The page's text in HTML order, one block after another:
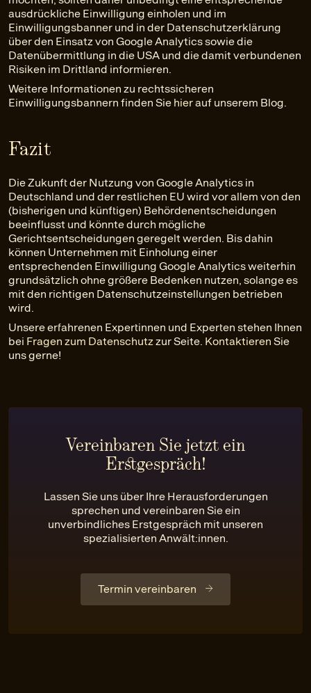
ausdrückliche Einwilligung einholen und im
Einwilligungsbanner und in der Datenschutzerklärung
über den Einsatz von Google Analytics sowie die
Datenübermittlung in die USA und die damit verbundenen
Risiken im Drittland informieren.
Weitere Informationen zu rechtssicheren
Einwilligungsbannern finden Sie hierauf unserem Blog.
Fazit
Die Zukunft der Nutzung von Google Analytics in
Deutschland und der restlichen EU wird vor allem von den
(bisherigen und künftigen) Behördenentscheidungen
beeinflusst und könnte durch mögliche
Gerichtsentscheidungen geregelt werden. Bis dahin
können Unternehmen mit Einholung einer
entsprechenden Einwilligung Google Analytics weiterhin
grundsätzlich ohne größere Bedenken nutzen, solange es
mit den richtigen Datenschutzeinstellungen betrieben
wird.
Unsere erfahrenen Expertinnen und Experten stehen Ihnen
bei Fragen zum Datenschutz zur Seite. Kontaktieren Sie
uns gerne!
Vereinbaren Sie jetzt ein
Erstgespräch!
Lassen Sie uns über Ihre Herausforderungen
sprechen und vereinbaren Sie ein
unverbindliches Erstgespräch mit unseren
spezialisierten Anwält:innen.
Termin vereinbaren